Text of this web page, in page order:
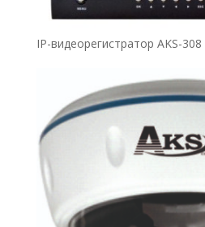
IP-видеорегистратор AKS-308